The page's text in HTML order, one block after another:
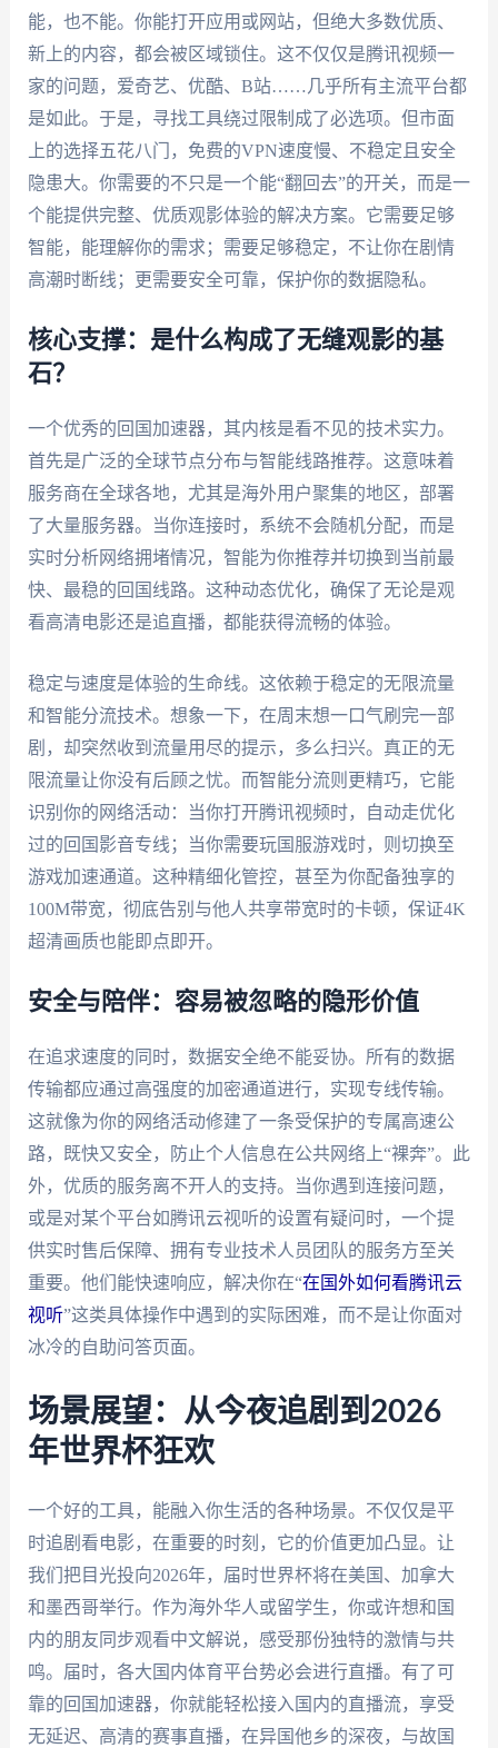
能，也不能。你能打开应用或网站，但绝大多数优质、
新上的内容，都会被区域锁住。这不仅仅是腾讯视频一
家的问题，爱奇艺、优酷、B站……几乎所有主流平台都
是如此。于是，寻找工具绕过限制成了必选项。但市面
上的选择五花八门，免费的VPN速度慢、不稳定且安全
隐患大。你需要的不只是一个能“翻回去”的开关，而是一
个能提供完整、优质观影体验的解决方案。它需要足够
智能，能理解你的需求；需要足够稳定，不让你在剧情
高潮时断线；更需要安全可靠，保护你的数据隐私。
核心支撑：是什么构成了无缝观影的基
石？
一个优秀的回国加速器，其内核是看不见的技术实力。
首先是广泛的全球节点分布与智能线路推荐。这意味着
服务商在全球各地，尤其是海外用户聚集的地区，部署
了大量服务器。当你连接时，系统不会随机分配，而是
实时分析网络拥堵情况，智能为你推荐并切换到当前最
快、最稳的回国线路。这种动态优化，确保了无论是观
看高清电影还是追直播，都能获得流畅的体验。
稳定与速度是体验的生命线。这依赖于稳定的无限流量
和智能分流技术。想象一下，在周末想一口气刷完一部
剧，却突然收到流量用尽的提示，多么扫兴。真正的无
限流量让你没有后顾之忧。而智能分流则更精巧，它能
识别你的网络活动：当你打开腾讯视频时，自动走优化
过的回国影音专线；当你需要玩国服游戏时，则切换至
游戏加速通道。这种精细化管控，甚至为你配备独享的
100M带宽，彻底告别与他人共享带宽时的卡顿，保证4K
超清画质也能即点即开。
安全与陪伴：容易被忽略的隐形价值
在追求速度的同时，数据安全绝不能妥协。所有的数据
传输都应通过高强度的加密通道进行，实现专线传输。
这就像为你的网络活动修建了一条受保护的专属高速公
路，既快又安全，防止个人信息在公共网络上“裸奔”。此
外，优质的服务离不开人的支持。当你遇到连接问题，
或是对某个平台如腾讯云视听的设置有疑问时，一个提
供实时售后保障、拥有专业技术人员团队的服务方至关
重要。他们能快速响应，解决你在“在国外如何看腾讯云
视听”这类具体操作中遇到的实际困难，而不是让你面对
冰冷的自助问答页面。
场景展望：从今夜追剧到2026
年世界杯狂欢
一个好的工具，能融入你生活的各种场景。不仅仅是平
时追剧看电影，在重要的时刻，它的价值更加凸显。让
我们把目光投向2026年，届时世界杯将在美国、加拿大
和墨西哥举行。作为海外华人或留学生，你或许想和国
内的朋友同步观看中文解说，感受那份独特的激情与共
鸣。届时，各大国内体育平台势必会进行直播。有了可
靠的回国加速器，你就能轻松接入国内的直播流，享受
无延迟、高清的赛事直播，在异国他乡的深夜，与故国